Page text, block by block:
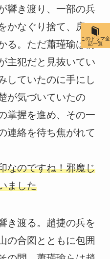
響き渡り、一部の兵
かなぐり捨て、房の
る。ただ蕭瑾瑜は前
主犯だと見抜いてい
していたのに手にし
が気づいていたの
掌握を進め、その一
連絡を待ち焦がれて
なのですね！邪魔じ
ました
き渡る。趙捷の兵を
の合図とともに包囲
このドラマ全
話一覧